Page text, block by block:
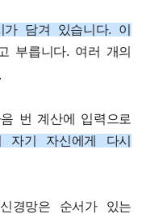
담겨 있습니다. 이
부릅니다. 여러 개의
번 계산에 입력으로
자기 자신에게 다시
경망은 순서가 있는